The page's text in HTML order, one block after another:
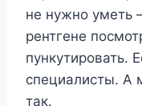
не нужно уметь
рентгене
пункутировать.
специалисты. А
так.